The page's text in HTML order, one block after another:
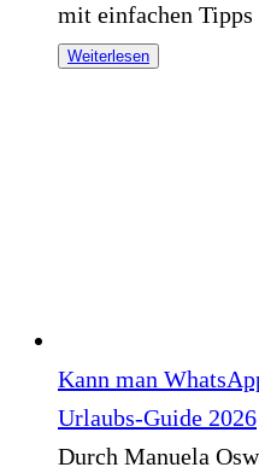
mit einfachen Tipps
Weiterlesen
Kann man
Urlaubs-Guide 2026
Durch Manuela